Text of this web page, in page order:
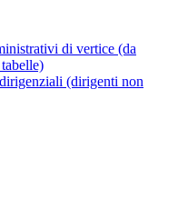
di vertice (da
(dirigenti non